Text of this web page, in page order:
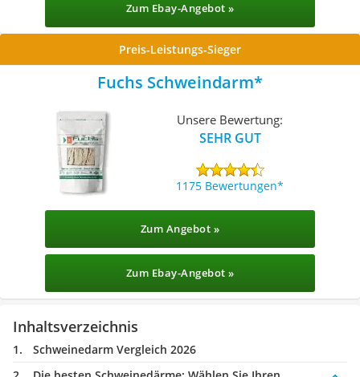
Zum Ebay-Angebot »
Preis-Leistungs-Sieger
Fuchs Schweindarm
Unsere Bewertung:
SEHR GUT
1175 Bewertungen
Zum Angebot »
Zum Ebay-Angebot »
Inhaltsverzeichnis
Schweinedarm Vergleich 2026